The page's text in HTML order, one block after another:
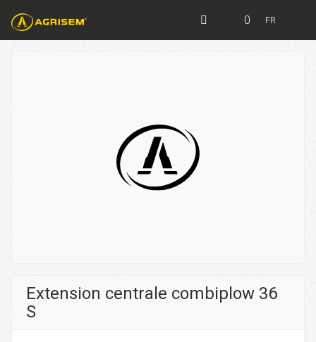
0 FR
Extension centrale combiplow 36
S